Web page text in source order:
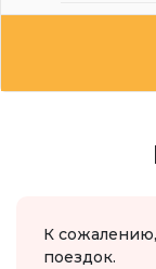
К
поездок.